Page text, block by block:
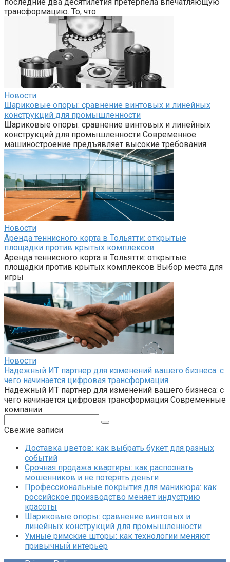
трансформацию. То, что
Новости
Шариковые опоры: сравнение винтовых и линейных
конструкций для промышленности
Шариковые опоры: сравнение винтовых и линейных
конструкций для промышленности Современное
машиностроение предъявляет высокие требования
Новости
Аренда теннисного корта в Тольятти: открытые
площадки против крытых комплексов
Аренда теннисного корта в Тольятти: открытые
площадки против крытых комплексов Выбор места для
игры
Новости
Надежный ИТ партнер для изменений вашего бизнеса: с
чего начинается цифровая трансформация
Надежный ИТ партнер для изменений вашего бизнеса: с
чего начинается цифровая трансформация Современные
компании
Свежие записи
Доставка цветов: как выбрать букет для разных
событий
Срочная продажа квартиры: как распознать
мошенников и не потерять деньги
Профессиональные покрытия для маникюра: как
российское производство меняет индустрию
красоты
Шариковые опоры: сравнение винтовых и
линейных конструкций для промышленности
Умные римские шторы: как технологии меняют
привычный интерьер